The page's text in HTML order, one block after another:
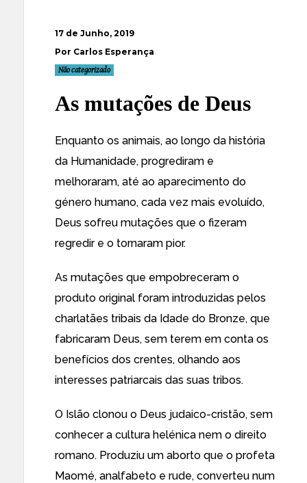
17 de Junho, 2019
Por Carlos Esperança
Não categorizado
As mutações de Deus
Enquanto os animais, ao longo da história
da Humanidade, progrediram e
melhoraram, até ao aparecimento do
género humano, cada vez mais evoluído,
Deus sofreu mutações que o fizeram
regredir e o tornaram pior.
As mutações que empobreceram o
produto original foram introduzidas pelos
charlatães tribais da Idade do Bronze, que
fabricaram Deus, sem terem em conta os
benefícios dos crentes, olhando aos
interesses patriarcais das suas tribos.
O Islão clonou o Deus judaico-cristão, sem
conhecer a cultura helénica nem o direito
romano. Produziu um aborto que o profeta
Maomé, analfabeto e rude, converteu num